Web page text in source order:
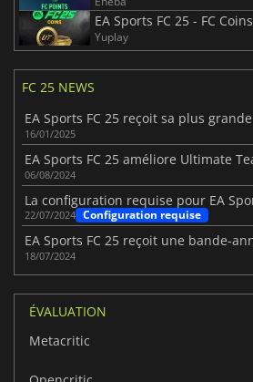
EA Sports FC 25 - FC Coins
Yuplay
FC 25 NEWS
16/01/2025
06/08/2024
22/07/2024 Configuration requise
18/07/2024
ÉVALUATION
Metacritic